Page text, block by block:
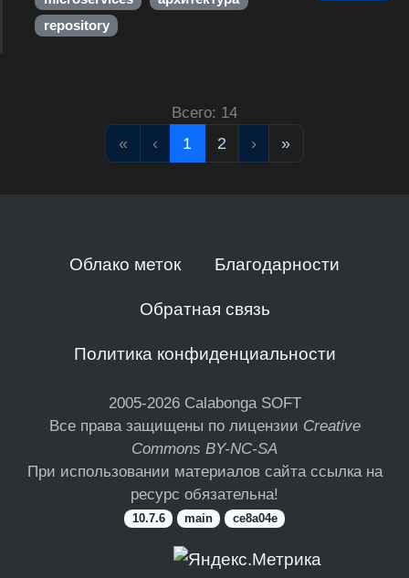
repository
Всего: 14
« ‹ 1 2 › »
Облако меток Благодарности
Обратная связь
Политика конфиденциальности
2005-2026 Calabonga SOFT
Все права защищены по лицензии Creative
Commons BY-NC-SA
При использовании материалов сайта ссылка на
ресурс обязательна!
10.7.6 main ce8a04e